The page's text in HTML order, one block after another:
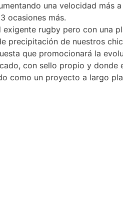
una velocidad más
ocasiones más.
rugby pero con una
precipitación de nuestros
que promocionará la
con sello propio y donde
como un proyecto a largo